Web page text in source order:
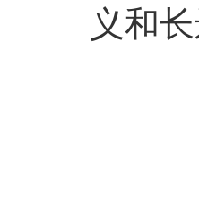
义和